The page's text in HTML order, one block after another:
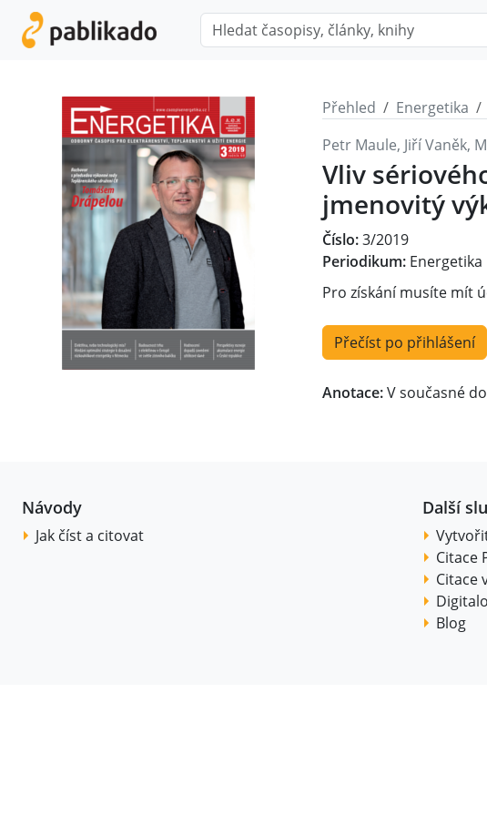
Přehled Energetika
Petr Maule, Jiří Vaněk,
Vliv
jmenovitý
Číslo:3/2019
Periodikum: Energetika
Pro získání musíte mít
Přečíst po přihlášení
Anotace:V současné
Návody
Jak číst a citovat
Další
Citace
Citace
Digitalo
Blog